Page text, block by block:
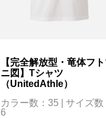
【完全解放型・竜体フ
ニ図】Tシャツ
（UnitedAthle）
カラー数：35 | サイズ数
6